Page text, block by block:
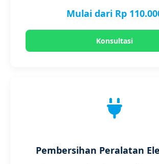
Mulai dari Rp
Konsultasi
Pembersihan Peralatan